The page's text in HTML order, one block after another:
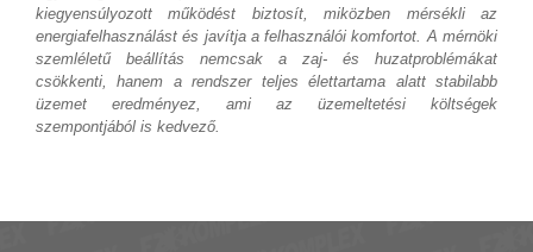
kiegyensúlyozott működést biztosít, miközben mérsékli az
energiafelhasználást és javítja a felhasználói komfortot. A mérnöki
szemléletű beállítás nemcsak a zaj- és huzatproblémákat
csökkenti, hanem a rendszer teljes élettartama alatt stabilabb
üzemet eredményez, ami az üzemeltetési költségek
szempontjából is kedvező.